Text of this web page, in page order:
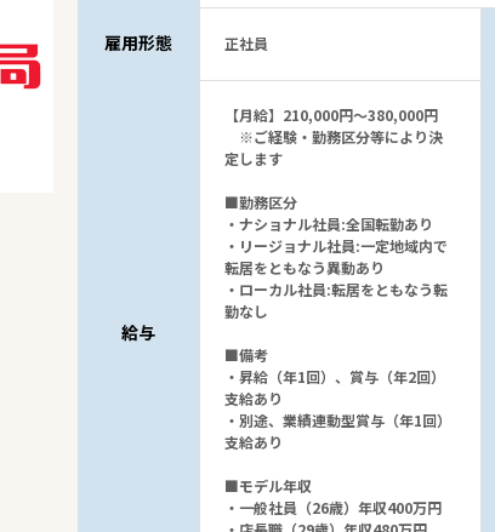
雇用形態 正社員
給与
【月給】210,000円～380,000円
※ご経験・勤務区分等により決
定します
■勤務区分
・ナショナル社員:全国転勤あり
・リージョナル社員:一定地域内で
転居をともなう異動あり
・ローカル社員:転居をともなう転
勤なし
■備考
・昇給（年1回）、賞与（年2回）
支給あり
・別途、業績連動型賞与（年1回）
支給あり
■モデル年収
・一般社員（26歳）年収400万円